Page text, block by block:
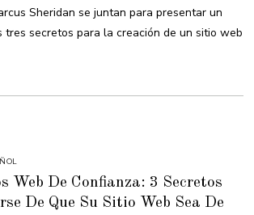
Sheridan se juntan para presentar un
tres secretos para la creación de un sitio web
Web De Confianza: 3 Secretos
De Que Su Sitio Web Sea De